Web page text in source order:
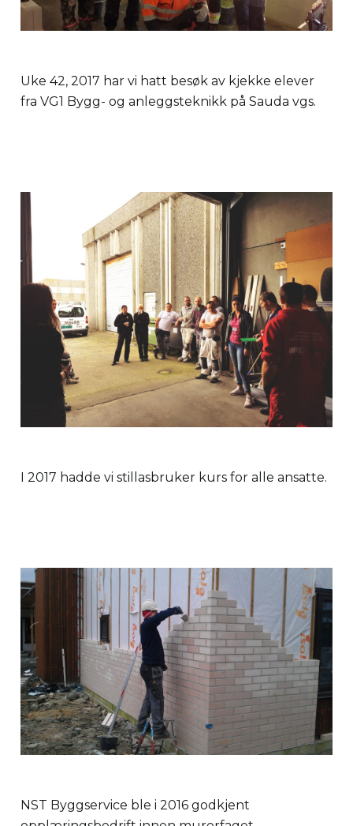
Uke 42, 2017 har vi hatt besøk av kjekke elever
fra VG1 Bygg- og anleggsteknikk på Sauda vgs.
I 2017 hadde vi stillasbruker kurs for alle ansatte.
NST Byggservice ble i 2016 godkjent